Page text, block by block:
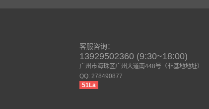
客服咨询：
13929502360 (9:30~18:00)
广州市海珠区广州大道南448号（非基地地址）
QQ: 278490877
51La